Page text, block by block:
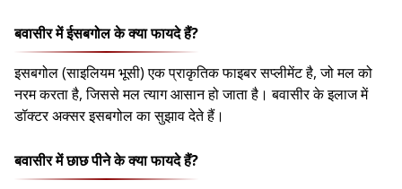
बवासीर में ईसबगोल के क्या फायदे हैं?
इसबगोल (साइलियम भूसी) एक प्राकृतिक फाइबर सप्लीमेंट है, जो मल को
नरम करता है, जिससे मल त्याग आसान हो जाता है। बवासीर के इलाज में
डॉक्टर अक्सर इसबगोल का सुझाव देते हैं।
बवासीर में छाछ पीने के क्या फायदे हैं?